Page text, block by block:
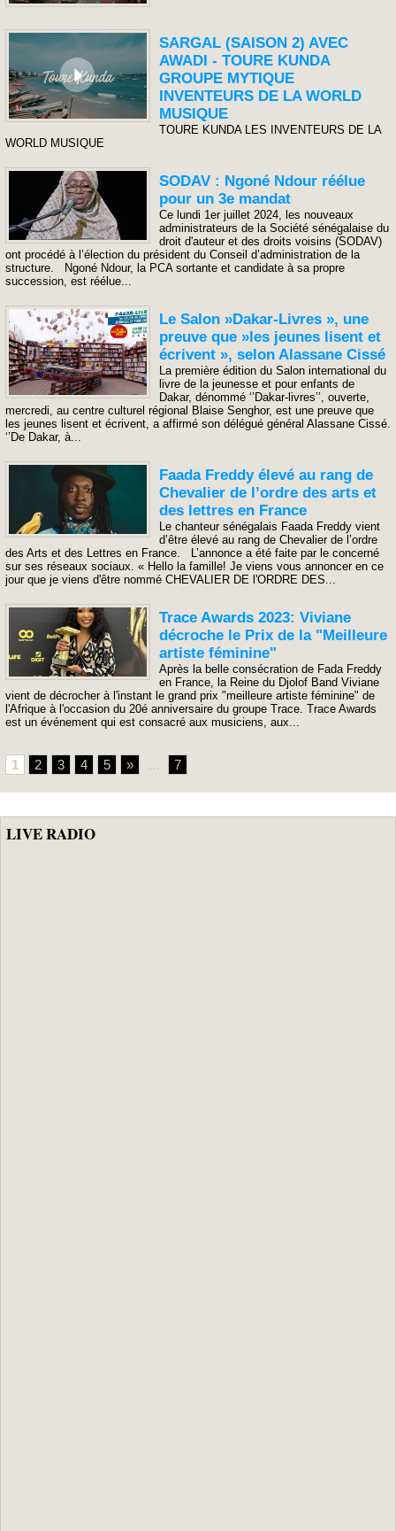
SARGAL (SAISON 2) AVEC
AWADI - TOURE KUNDA
GROUPE MYTIQUE
INVENTEURS DE LA WORLD
MUSIQUE
TOURE KUNDA LES INVENTEURS DE LA
WORLD MUSIQUE
SODAV : Ngoné Ndour réélue
pour un 3e mandat
Ce lundi 1er juillet 2024, les nouveaux
administrateurs de la Société sénégalaise du
droit d'auteur et des droits voisins (SODAV)
ont procédé à l’élection du président du Conseil d’administration de la
structure. Ngoné Ndour, la PCA sortante et candidate à sa propre
succession, est réélue...
Le Salon »Dakar-Livres », une
preuve que »les jeunes lisent et
écrivent », selon Alassane Cissé
La première édition du Salon international du
livre de la jeunesse et pour enfants de
Dakar, dénommé ‘’Dakar-livres’’, ouverte,
mercredi, au centre culturel régional Blaise Senghor, est une preuve que
les jeunes lisent et écrivent, a affirmé son délégué général Alassane Cissé.
‘’De Dakar, à...
Faada Freddy élevé au rang de
Chevalier de l’ordre des arts et
des lettres en France
Le chanteur sénégalais Faada Freddy vient
d’être élevé au rang de Chevalier de l’ordre
des Arts et des Lettres en France. L’annonce a été faite par le concerné
sur ses réseaux sociaux. « Hello la famille! Je viens vous annoncer en ce
jour que je viens d'être nommé CHEVALIER DE l'ORDRE DES...
Trace Awards 2023: Viviane
décroche le Prix de la "Meilleure
artiste féminine"
Après la belle consécration de Fada Freddy
en France, la Reine du Djolof Band Viviane
vient de décrocher à l'instant le grand prix "meilleure artiste féminine" de
l'Afrique à l'occasion du 20é anniversaire du groupe Trace. Trace Awards
est un événement qui est consacré aux musiciens, aux...
1 2 3 4 5 » 7
LIVE RADIO